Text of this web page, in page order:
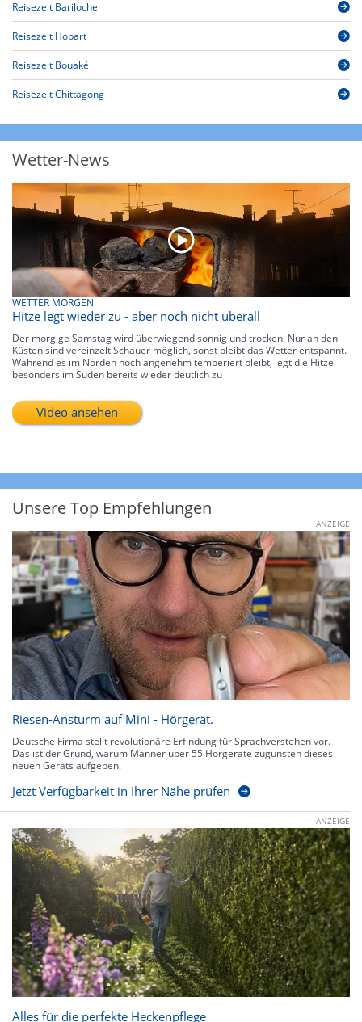
Reisezeit Bariloche
Reisezeit Hobart
Reisezeit Bouaké
Reisezeit Chittagong
Wetter-News
WETTER MORGEN
Hitze legt wieder zu - aber noch nicht überall
Der morgige Samstag wird überwiegend sonnig und trocken. Nur an den
Küsten sind vereinzelt Schauer möglich, sonst bleibt das Wetter entspannt.
Während es im Norden noch angenehm temperiert bleibt, legt die Hitze
besonders im Süden bereits wieder deutlich zu
Video ansehen
Unsere Top Empfehlungen
ANZEIGE
Riesen-Ansturm auf Mini - Hörgerät.
Deutsche Firma stellt revolutionäre Erfindung für Sprachverstehen vor.
Das ist der Grund, warum Männer über 55 Hörgeräte zugunsten dieses
neuen Geräts aufgeben.
Jetzt Verfügbarkeit in Ihrer Nähe prüfen
ANZEIGE
Alles für die perfekte Heckenpflege